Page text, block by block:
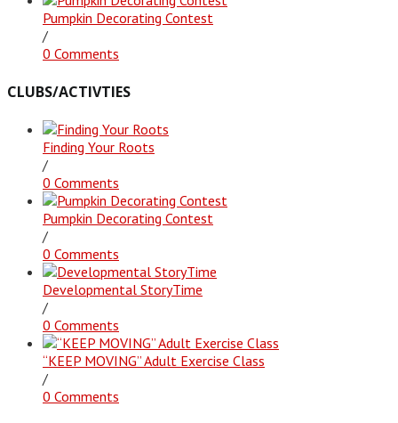
Pumpkin Decorating Contest
/
0 Comments
CLUBS/ACTIVTIES
Finding Your Roots
/
0 Comments
Pumpkin Decorating Contest
/
0 Comments
Developmental StoryTime
/
0 Comments
“KEEP MOVING” Adult Exercise Class
/
0 Comments